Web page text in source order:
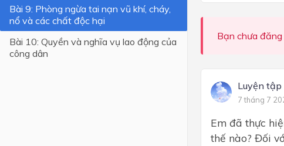
Lớp 9
Lớp 8
Lớp 7
Bài 9: Phòng ngừa tai nạn vũ khí, cháy,
nổ và các chất độc hại
Bài 10: Quyền và nghĩa vụ lao động của
công dân
Bạn chưa đăng
Luyện tập
7 tháng 7
Em đã thực
thế nào? Đối